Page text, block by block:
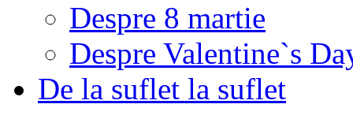
Despre 8 martie
Despre Valentine`s
De la suflet la suflet